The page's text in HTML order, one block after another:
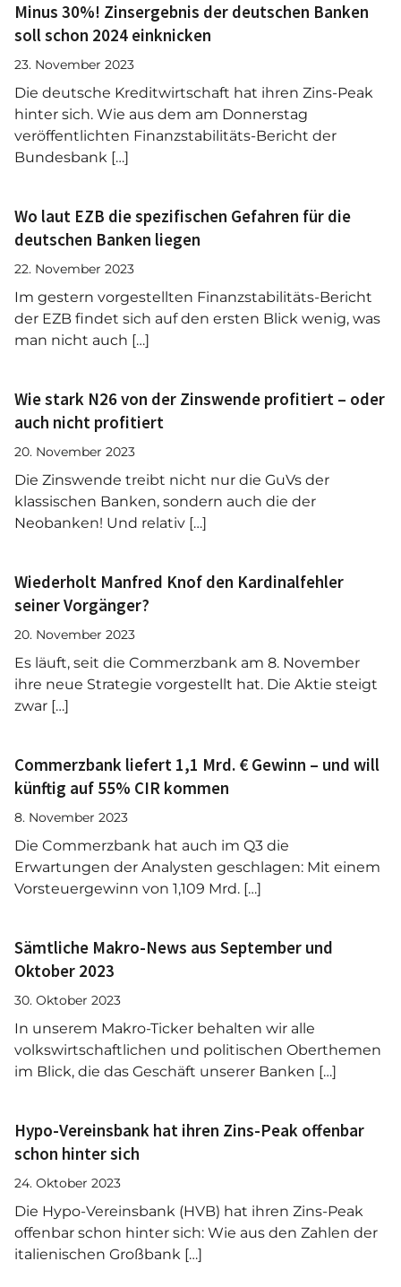
Minus 30%! Zinsergebnis der deutschen Banken
soll schon 2024 einknicken
23. November 2023
Die deutsche Kreditwirtschaft hat ihren Zins-Peak
hinter sich. Wie aus dem am Donnerstag
veröffentlichten Finanzstabilitäts-Bericht der
Bundesbank […]
Wo laut EZB die spezifischen Gefahren für die
deutschen Banken liegen
22. November 2023
Im gestern vorgestellten Finanzstabilitäts-Bericht
der EZB findet sich auf den ersten Blick wenig, was
man nicht auch […]
Wie stark N26 von der Zinswende profitiert – oder
auch nicht profitiert
20. November 2023
Die Zinswende treibt nicht nur die GuVs der
klassischen Banken, sondern auch die der
Neobanken! Und relativ […]
Wiederholt Manfred Knof den Kardinalfehler
seiner Vorgänger?
20. November 2023
Es läuft, seit die Commerzbank am 8. November
ihre neue Strategie vorgestellt hat. Die Aktie steigt
zwar […]
Commerzbank liefert 1,1 Mrd. € Gewinn – und will
künftig auf 55% CIR kommen
8. November 2023
Die Commerzbank hat auch im Q3 die
Erwartungen der Analysten geschlagen: Mit einem
Vorsteuergewinn von 1,109 Mrd. […]
Sämtliche Makro-News aus September und
Oktober 2023
30. Oktober 2023
In unserem Makro-Ticker behalten wir alle
volkswirtschaftlichen und politischen Oberthemen
im Blick, die das Geschäft unserer Banken […]
Hypo-Vereinsbank hat ihren Zins-Peak offenbar
schon hinter sich
24. Oktober 2023
Die Hypo-Vereinsbank (HVB) hat ihren Zins-Peak
offenbar schon hinter sich: Wie aus den Zahlen der
italienischen Großbank […]